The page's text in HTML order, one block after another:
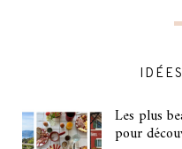
Les plus
pour